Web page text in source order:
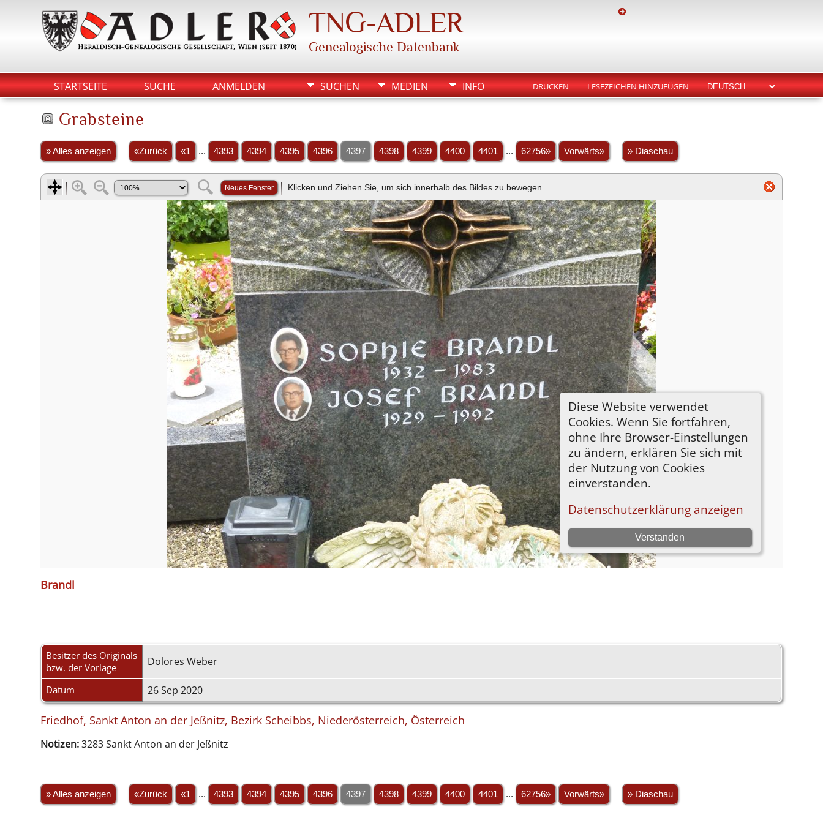
TNG-ADLER
Genealogische Datenbank
STARTSEITE SUCHE ANMELDEN SUCHEN MEDIEN INFO DRUCKEN LESEZEICHEN HINZUFÜGEN
Grabsteine
» Alles anzeigen «Zurück «1 ... 4393 4394 4395 4396 4397 4398 4399 4400 4401 ... 62756» Vorwärts» » Diaschau
Brandl
Besitzer des Originals
bzw. der Vorlage
Dolores Weber
Datum 26 Sep 2020
Friedhof, Sankt Anton an der Jeßnitz, Bezirk Scheibbs, Niederösterreich, Österreich
Notizen:3283 Sankt Anton an der Jeßnitz
» Alles anzeigen «Zurück «1 ... 4393 4394 4395 4396 4397 4398 4399 4400 4401 ... 62756» Vorwärts» » Diaschau